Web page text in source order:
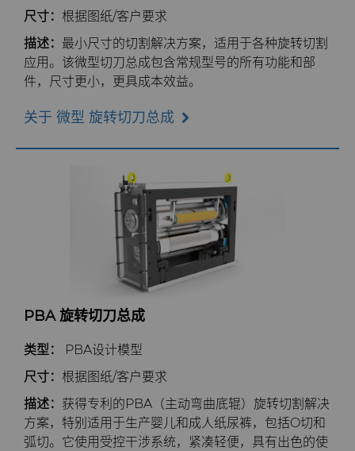
尺寸： 根据图纸/客户要求
描述： 最小尺寸的切割解决方案，适用于各种旋转切割
应用。该微型切刀总成包含常规型号的所有功能和部
件，尺寸更小，更具成本效益。
关于 微型 旋转切刀总成
PBA 旋转切刀总成
类型：
PBA设计模型
尺寸： 根据图纸/客户要求
描述： 获得专利的PBA（主动弯曲底辊）旋转切割解决
方案，特别适用于生产婴儿和成人纸尿裤，包括O切和
弧切。它使用受控干涉系统，紧凑轻便，具有出色的使